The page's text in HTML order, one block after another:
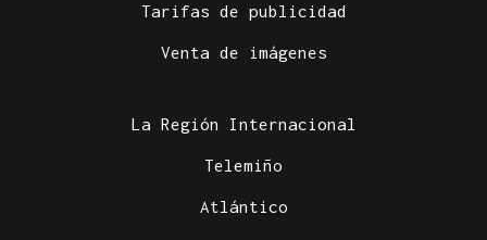
Tarifas de publicidad
Venta de imágenes
La Región Internacional
Telemiño
Atlántico